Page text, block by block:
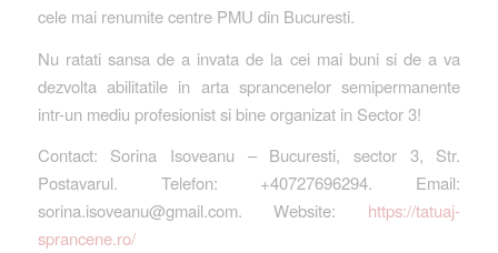
cele mai renumite centre PMU din Bucuresti.
Nu ratati sansa de a invata de la cei mai buni si de a va
dezvolta abilitatile in arta sprancenelor semipermanente
intr-un mediu profesionist si bine organizat in Sector 3!
Contact: Sorina Isoveanu – Bucuresti, sector 3, Str.
Postavarul. Telefon: +40727696294. Email:
sorina.isoveanu@gmail.com. Website: https://tatuaj-
sprancene.ro/